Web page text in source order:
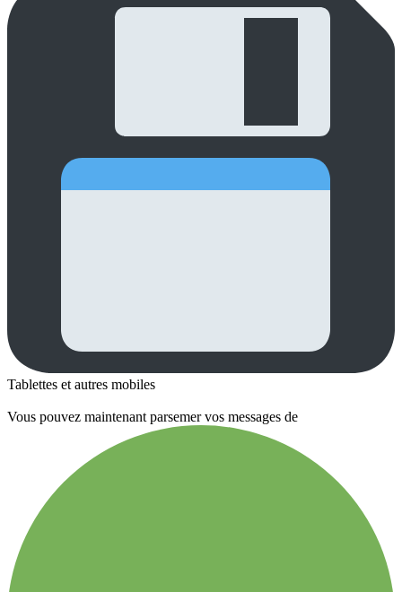
Tablettes et autres mobiles
Vous pouvez maintenant parsemer vos messages de